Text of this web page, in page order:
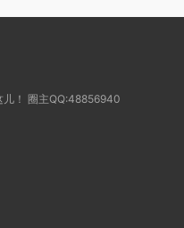
儿！ 圈主QQ:48856940